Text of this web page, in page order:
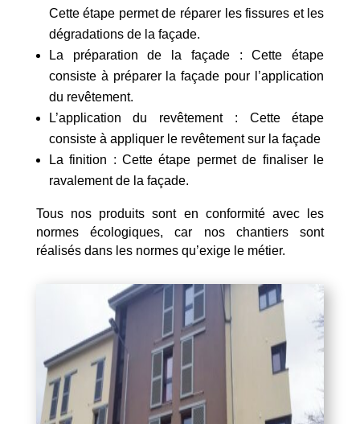
Cette étape permet de réparer les fissures et les
dégradations de la façade.
La préparation de la façade : Cette étape
consiste à préparer la façade pour l’application
du revêtement.
L’application du revêtement : Cette étape
consiste à appliquer le revêtement sur la façade
La finition : Cette étape permet de finaliser le
ravalement de la façade.
Tous nos produits sont en conformité avec les
normes écologiques, car nos chantiers sont
réalisés dans les normes qu’exige le métier.